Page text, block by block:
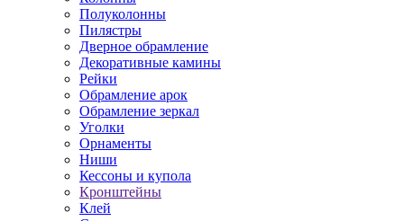
Полуколонны
Пилястры
Дверное обрамление
Декоративные камины
Рейки
Обрамление арок
Обрамление зеркал
Уголки
Орнаменты
Ниши
Кессоны и купола
Кронштейны
Клей